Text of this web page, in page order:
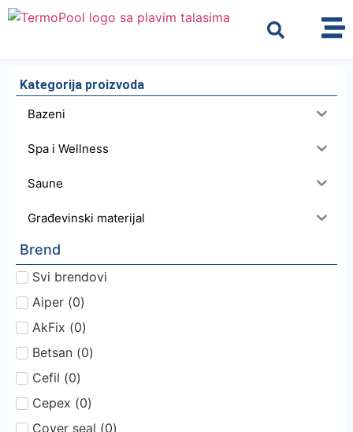
Kategorija proizvoda
Bazeni
Spa i Wellness
Saune
Građevinski materijal
Brend
Svi brendovi
Aiper (0)
AkFix (0)
Betsan (0)
Cefil (0)
Cepex (0)
Cover seal (0)